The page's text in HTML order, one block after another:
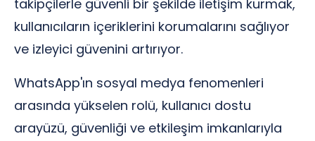
takipçilerle güvenli bir şekilde iletişim kurmak,
kullanıcıların içeriklerini korumalarını sağlıyor
ve izleyici güvenini artırıyor.
WhatsApp'ın sosyal medya fenomenleri
arasında yükselen rolü, kullanıcı dostu
arayüzü, güvenliği ve etkileşim imkanlarıyla